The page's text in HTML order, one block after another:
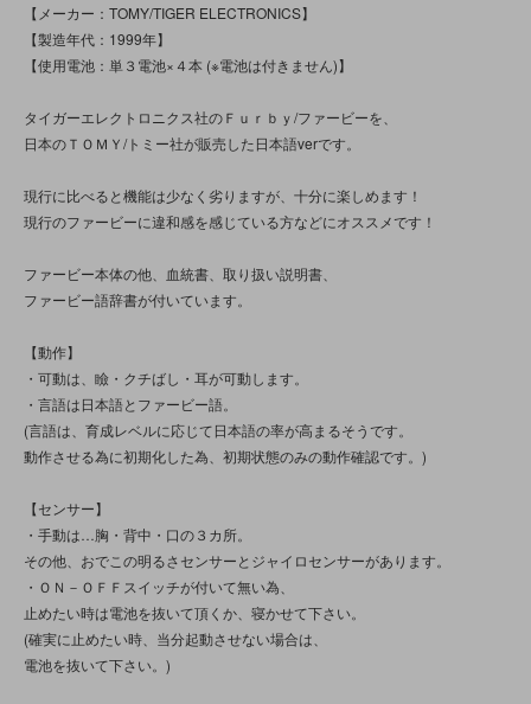
【メーカー：TOMY/TIGER ELECTRONICS】
【製造年代：1999年】
【使用電池：単３電池×４本 (※電池は付きません)】
タイガーエレクトロニクス社のＦｕｒｂｙ/ファービーを、
日本のＴＯＭＹ/トミー社が販売した日本語verです。
現行に比べると機能は少なく劣りますが、十分に楽しめます！
現行のファービーに違和感を感じている方などにオススメです！
ファービー本体の他、血統書、取り扱い説明書、
ファービー語辞書が付いています。
【動作】
・可動は、瞼・クチばし・耳が可動します。
・言語は日本語とファービー語。
(言語は、育成レベルに応じて日本語の率が高まるそうです。
動作させる為に初期化した為、初期状態のみの動作確認です。)
【センサー】
・手動は…胸・背中・口の３カ所。
その他、おでこの明るさセンサーとジャイロセンサーがあります。
・ＯＮ－ＯＦＦスイッチが付いて無い為、
止めたい時は電池を抜いて頂くか、寝かせて下さい。
(確実に止めたい時、当分起動させない場合は、
電池を抜いて下さい。)